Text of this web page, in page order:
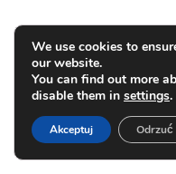
We use cookies to
our website.
You can find out more
disable them in settings.
Akceptuj Odrzuć